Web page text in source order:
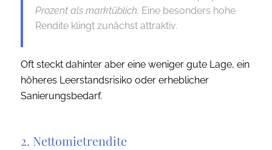
Prozent als marktüblich. Eine besonders hohe
Rendite klingt zunächst attraktiv.
Oft steckt dahinter aber eine weniger gute Lage, ein
höheres Leerstandsrisiko oder erheblicher
Sanierungsbedarf.
2. Nettomietrendite